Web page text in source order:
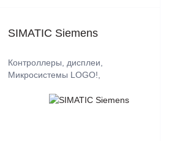
SIMATIC Siemens
Контроллеры, дисплеи,
Микросистемы LOGO!,